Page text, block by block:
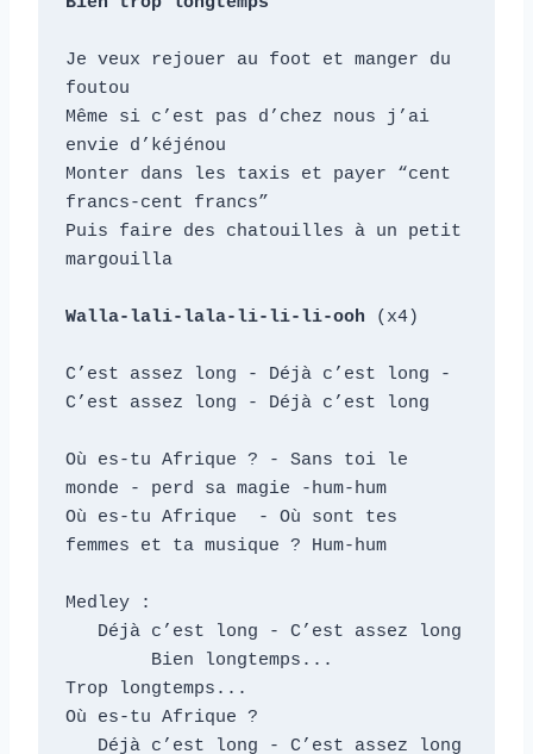
Je veux rejouer au foot et manger du
foutou
Même si c’est pas d’chez nous j’ai
envie d’kéjénou
Monter dans les taxis et payer “cent
francs-cent francs”
Puis faire des chatouilles à un petit
margouilla
Walla-lali-lala-li-li-li-ooh (x4)
C’est assez long - Déjà c’est long -
C’est assez long - Déjà c’est long
Où es-tu Afrique ? - Sans toi le
monde - perd sa magie -hum-hum
Où es-tu Afrique  - Où sont tes
femmes et ta musique ? Hum-hum
Medley :
Trop longtemps...
Où es-tu Afrique ?